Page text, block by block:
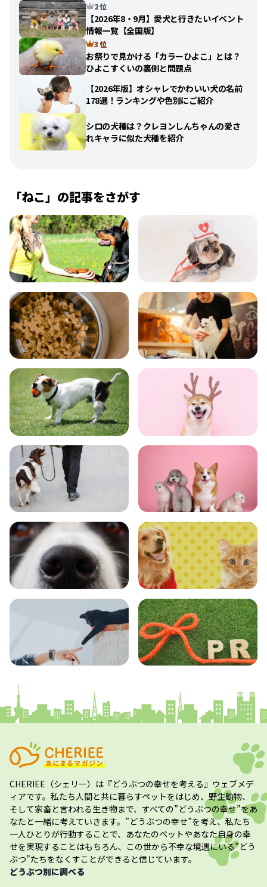
2 位
【2026年8・9月】愛犬と行きたいイベント
情報一覧【全国版】
3 位
お祭りで見かける「カラーひよこ」とは？
ひよこすくいの裏側と問題点
【2026年版】オシャレでかわいい犬の名前
178選！ランキングや色別にご紹介
シロの犬種は？クレヨンしんちゃんの愛さ
れキャラに似た犬種を紹介
「ねこ」の記事をさがす
飼い方 健康
食事 お手入れ
トレーニング グッズ
おでかけ 図鑑
エンタメ クイズ
CHERIEE（シェリー） は『どうぶつの幸せを考える』ウェブメデ
ィアです。私たち人間と共に暮らすペットをはじめ、野生動物、
そして家畜と言われる生き物まで、すべての”どうぶつの幸せ”をあ
なたと一緒に考えていきます。”どうぶつの幸せ”を考え、私たち
一人ひとりが行動することで、あなたのペットやあなた自身の幸
せを実現することはもちろん、この世から不幸な境遇にいる”どう
ぶつ”たちをなくすことができると信じています。
どうぶつ別に調べる